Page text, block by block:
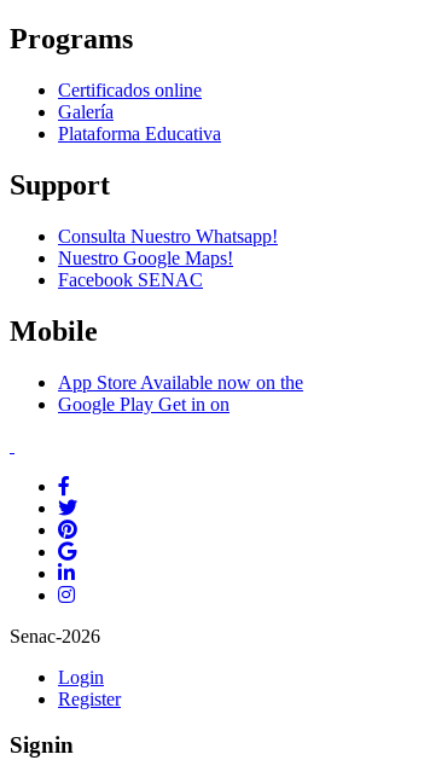
Programs
Certificados online
Galería
Plataforma Educativa
Support
Consulta Nuestro Whatsapp!
Nuestro Google Maps!
Facebook SENAC
Mobile
App Store Available now on the
Google Play Get in on
Senac-2026
Login
Register
Signin